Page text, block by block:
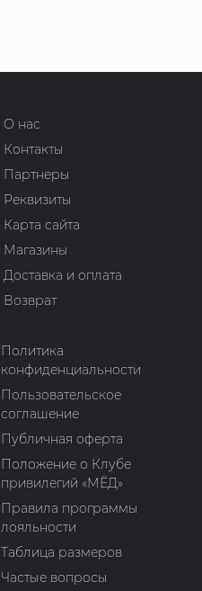
О нас
Контакты
Партнеры
Реквизиты
Карта сайта
Магазины
Доставка и оплата
Возврат
Политика
конфиденциальности
Пользовательское
соглашение
Публичная оферта
Положение о Клубе
привилегий «МЁД»
Правила программы
лояльности
Таблица размеров
Частые вопросы